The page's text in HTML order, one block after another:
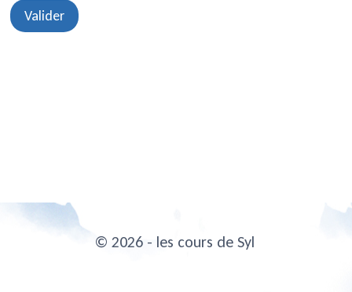
© 2026 - les cours de Syl